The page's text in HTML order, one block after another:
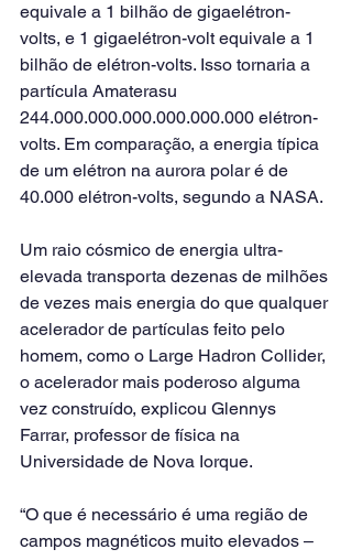
equivale a 1 bilhão de gigaelétron-
volts, e 1 gigaelétron-volt equivale a 1
bilhão de elétron-volts. Isso tornaria a
partícula Amaterasu
244.000.000.000.000.000.000 elétron-
volts. Em comparação, a energia típica
de um elétron na aurora polar é de
40.000 elétron-volts, segundo a NASA.
Um raio cósmico de energia ultra-
elevada transporta dezenas de milhões
de vezes mais energia do que qualquer
acelerador de partículas feito pelo
homem, como o Large Hadron Collider,
o acelerador mais poderoso alguma
vez construído, explicou Glennys
Farrar, professor de física na
Universidade de Nova Iorque.
“O que é necessário é uma região de
campos magnéticos muito elevados –